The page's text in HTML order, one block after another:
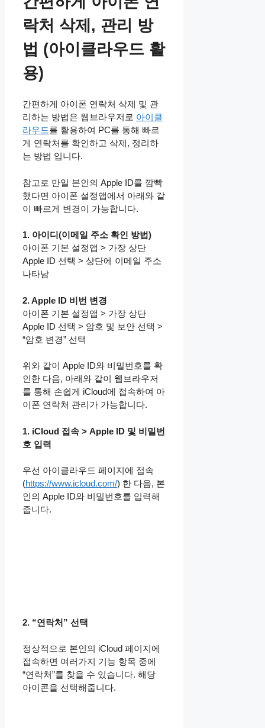
락처 삭제, 관리 방
법 (아이클라우드 활
용)
간편하게 아이폰 연락처 삭제 및 관
리하는 방법은 웹브라우저로 아이클
라우드를 활용하여 PC를 통해 빠르
게 연락처를 확인하고 삭제, 정리하
는 방법 입니다.
참고로 만일 본인의 Apple ID를 깜빡
했다면 아이폰 설정앱에서 아래와 같
이 빠르게 변경이 가능합니다.
1. 아이디(이메일 주소 확인 방법)
아이폰 기본 설정앱 > 가장 상단
Apple ID 선택 > 상단에 이메일 주소
나타남
2. Apple ID 비번 변경
아이폰 기본 설정앱 > 가장 상단
Apple ID 선택 > 암호 및 보안 선택 >
“암호 변경” 선택
위와 같이 Apple ID와 비밀번호를 확
인한 다음, 아래와 같이 웹브라우저
를 통해 손쉽게 iCloud에 접속하여 아
이폰 연락처 관리가 가능합니다.
1. iCloud 접속 > Apple ID 및 비밀번
호 입력
우선 아이클라우드 페이지에 접속
(https://www.icloud.com/) 한 다음, 본
인의 Apple ID와 비밀번호를 입력해
줍니다.
2. “연락처” 선택
정상적으로 본인의 iCloud 페이지에
접속하면 여러가지 기능 항목 중에
“연락처”를 찾을 수 있습니다. 해당
아이콘을 선택해줍니다.